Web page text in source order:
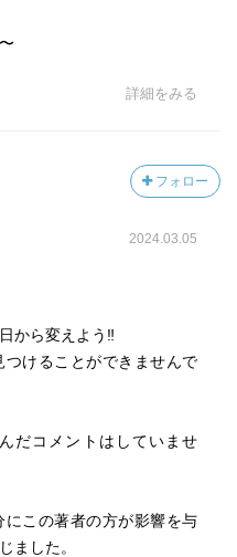
詳細をみる
フォロー
2024.03.05
から変えよう‼︎
けることができませんで
だコメントはしていませ
この著者の方が影響を与
ました。